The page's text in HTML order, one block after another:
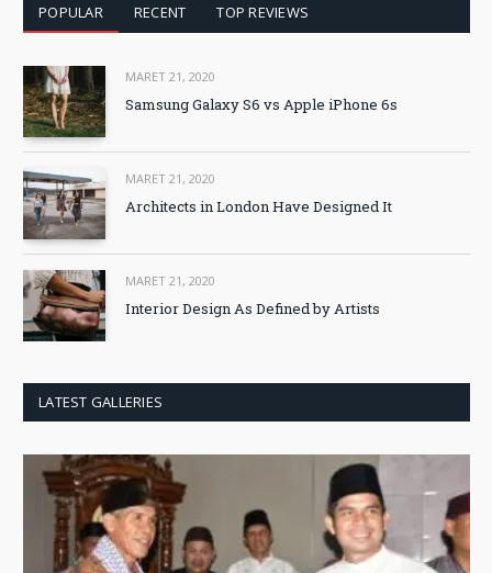
POPULAR RECENT TOP REVIEWS
MARET 21, 2020
Samsung Galaxy S6 vs Apple iPhone 6s
MARET 21, 2020
Architects in London Have Designed It
MARET 21, 2020
Interior Design As Defined by Artists
LATEST GALLERIES